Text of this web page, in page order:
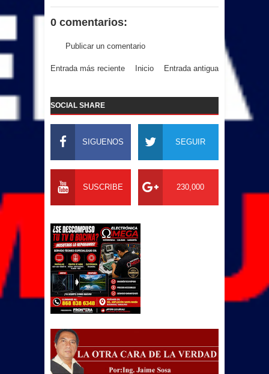
0 comentarios:
Publicar un comentario
Entrada más reciente Entrada antigua
Inicio
SOCIAL SHARE
SIGUENOS SEGUIR
SUSCRIBE 230,000